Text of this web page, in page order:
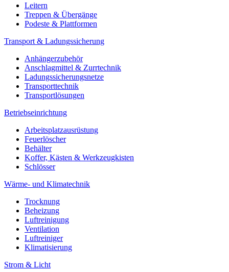
Leitern
Treppen & Übergänge
Podeste & Plattformen
Transport & Ladungssicherung
Anhängerzubehör
Anschlagmittel & Zurrtechnik
Ladungssicherungsnetze
Transporttechnik
Transportlösungen
Betriebseinrichtung
Arbeitsplatzausrüstung
Feuerlöscher
Behälter
Koffer, Kästen & Werkzeugkisten
Schlösser
Wärme- und Klimatechnik
Trocknung
Beheizung
Luftreinigung
Ventilation
Luftreiniger
Klimatisierung
Strom & Licht